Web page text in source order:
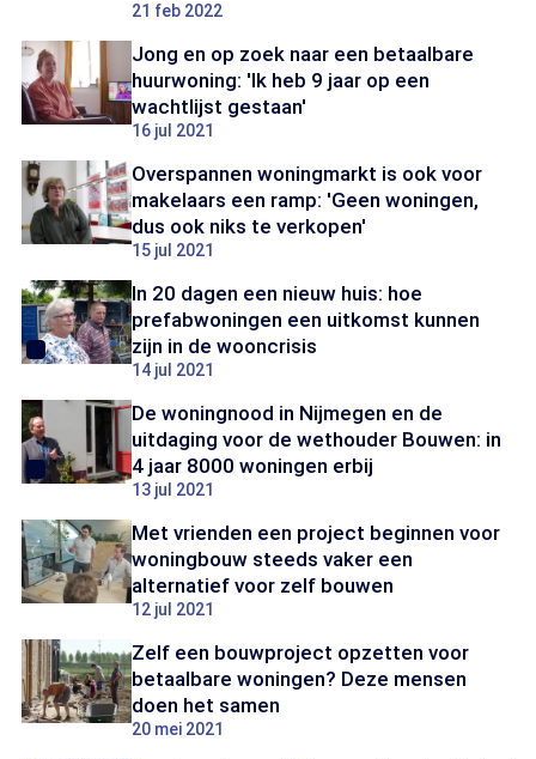
21 feb 2022
Jong en op zoek naar een betaalbare
huurwoning: 'Ik heb 9 jaar op een
wachtlijst gestaan'
16 jul 2021
Overspannen woningmarkt is ook voor
makelaars een ramp: 'Geen woningen,
dus ook niks te verkopen'
15 jul 2021
In 20 dagen een nieuw huis: hoe
prefabwoningen een uitkomst kunnen
zijn in de wooncrisis
14 jul 2021
De woningnood in Nijmegen en de
uitdaging voor de wethouder Bouwen: in
4 jaar 8000 woningen erbij
13 jul 2021
Met vrienden een project beginnen voor
woningbouw steeds vaker een
alternatief voor zelf bouwen
12 jul 2021
Zelf een bouwproject opzetten voor
betaalbare woningen? Deze mensen
doen het samen
20 mei 2021